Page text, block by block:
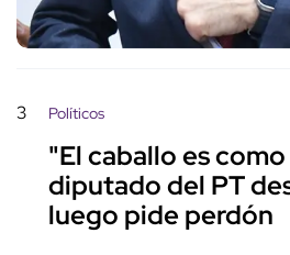
3 Políticos
"El caballo es
diputado del PT
luego pide perdón